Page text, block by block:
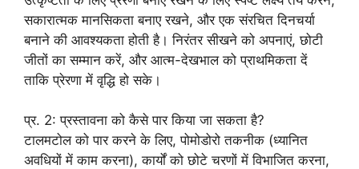
सकारात्मक मानसिकता बनाए रखने, और एक संरचित दिनचर्या
बनाने की आवश्यकता होती है। निरंतर सीखने को अपनाएं, छोटी
जीतों का सम्मान करें, और आत्म-देखभाल को प्राथमिकता दें
ताकि प्रेरणा में वृद्धि हो सके।
प्र. 2: प्रस्तावना को कैसे पार किया जा सकता है?
टालमटोल को पार करने के लिए, पोमोडोरो तकनीक (ध्यानित
अवधियों में काम करना), कार्यों को छोटे चरणों में विभाजित करना,